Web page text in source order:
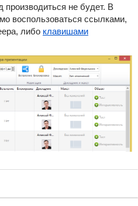
не будет. В
воспользоваться ссылками,
либо клавишами